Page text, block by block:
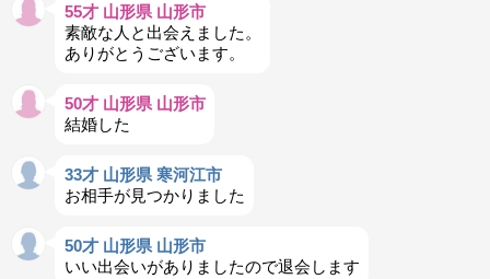
55才 山形県 山形市
素敵な人と出会えました。
ありがとうございます。
50才 山形県 山形市
結婚した
33才 山形県 寒河江市
お相手が見つかりました
50才 山形県 山形市
いい出会いがありましたので退会します